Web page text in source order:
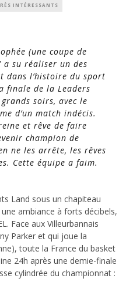
INTÉRESSANTS
(une coupe de
a su réaliser un des
dans l’histoire du sport
finale de la Leaders
soirs, avec le
d’un match indécis.
et rêve de faire
champion de
ne les arrête, les rêves
Cette équipe a faim.
Land sous un chapiteau
ambiance à forts décibels,
Face aux Villeurbannais
Parker et qui joue la
toute la France du basket
24h après une demie-finale
cylindrée du championnat :